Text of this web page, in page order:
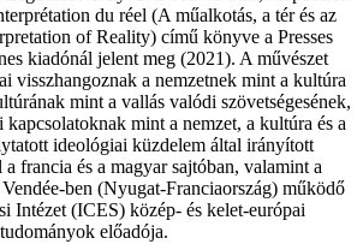
du réel (A műalkotás, a tér és az
of Reality) című könyve a Presses
kiadónál jelent meg (2021). A művészet
visszhangoznak a nemzetnek mint a kultúra
mint a vallás valódi szövetségesének,
mint a nemzet, a kultúra és a
ideológiai küzdelem által irányított
francia és a magyar sajtóban, valamint a
ben (Nyugat-Franciaország) működő
Intézet (ICES) közép- és kelet-európai
előadója.